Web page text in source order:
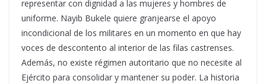
representar con dignidad a las mujeres y hombres de
uniforme. Nayib Bukele quiere granjearse el apoyo
incondicional de los militares en un momento en que hay
voces de descontento al interior de las filas castrenses.
Además, no existe régimen autoritario que no necesite al
Ejército para consolidar y mantener su poder. La historia